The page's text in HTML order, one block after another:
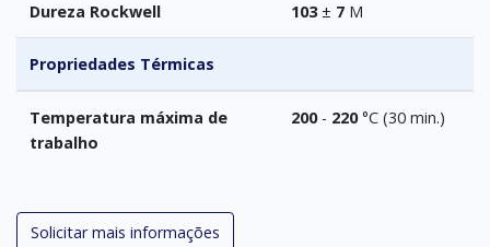
Dureza Rockwell 103± 7 M
Propriedades Térmicas
Temperatura máxima de
trabalho
200- 220°C (30 min.)
Solicitar mais informações